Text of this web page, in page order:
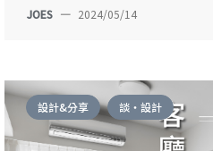
JOES — 2024/05/14
設計&分享 談・設計